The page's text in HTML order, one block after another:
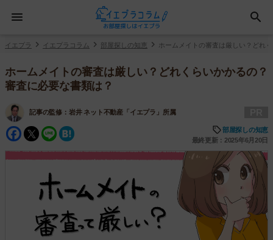
イエプラ イエプラコラム 部屋探しの知恵 ホームメイトの審査は厳しい？どれ
ホームメイトの審査は厳しい？どれくらいかかるの？
審査に必要な書類は？
記事の監修： 岩井 ネット不動産「イエプラ」所属
Facebook
Twitter
Line
部屋探しの知恵
最終更新：2025年6月20日